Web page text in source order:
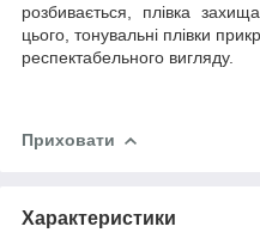
розбивається, плівка
цього, тонувальні плівки
респектабельного вигляду.
Приховати
Характеристики